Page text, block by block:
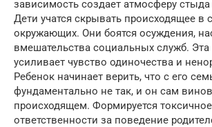
зависимость создает атмосферу стыда
Дети учатся скрывать происходящее в
окружающих. Они боятся осуждения,
вмешательства социальных служб. Эта
усиливает чувство одиночества и
Ребенок начинает верить, что с его
фундаментально не так, и он сам
происходящем. Формируется
ответственности за поведение